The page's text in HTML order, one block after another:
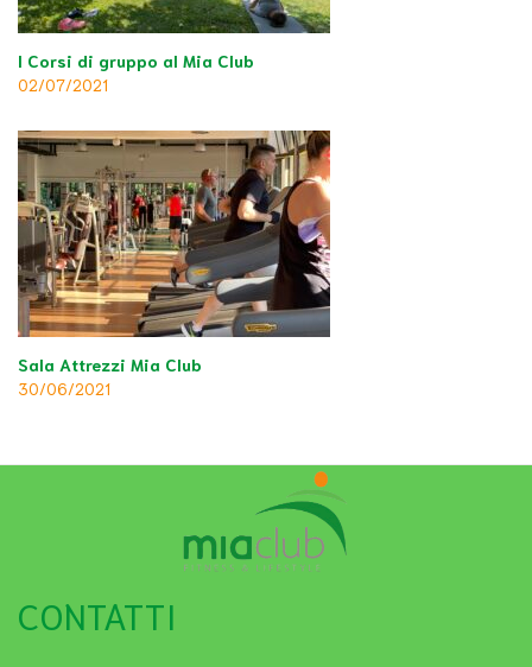
I Corsi di gruppo al Mia Club
02/07/2021
Sala Attrezzi Mia Club
30/06/2021
CONTATTI